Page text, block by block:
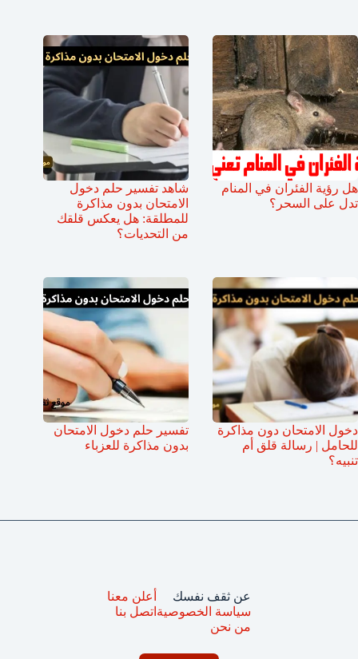
هل رؤية الفئران في المنام
تدل على السحر؟
شاهد تفسير حلم دخول
الامتحان بدون مذاكرة
للمطلقة: هل يعكس قلقك
من التحديات؟
دخول الامتحان دون مذاكرة
للحامل | رسالة قلق أم
تنبيه؟
تفسير حلم دخول الامتحان
بدون مذاكرة للعزباء
عن ثقف نفسك
سياسة الخصوصية
من نحن
أعلن معنا
اتصل بنا